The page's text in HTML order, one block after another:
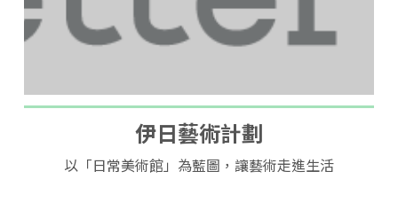
伊日藝術計劃
以「日常美術館」為藍圖，讓藝術走進生活